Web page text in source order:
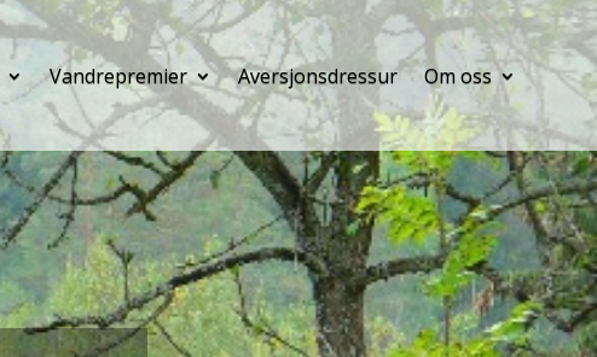
Vandrepremier Aversjonsdressur Om oss